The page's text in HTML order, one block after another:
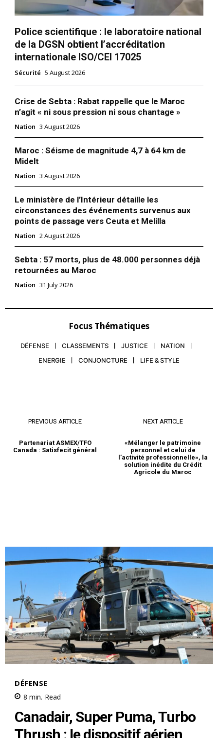
S'ABONNER MAINTENANT
Insight Publications
Nous contacter
Formules d’abonnement
Police scientifique : le laboratoire national
de la DGSN obtient l’accréditation
internationale ISO/CEI 17025
Sécurité 5 August 2026
Crise de Sebta : Rabat rappelle que le Maroc
n’agit « ni sous pression ni sous chantage »
Nation 3 August 2026
Maroc : Séisme de magnitude 4,7 à 64 km de
Midelt
Nation 3 August 2026
Le ministère de l’Intérieur détaille les
circonstances des événements survenus aux
points de passage vers Ceuta et Melilla
Nation 2 August 2026
Sebta : 57 morts, plus de 48.000 personnes déjà
retournées au Maroc
Nation 31 July 2026
Focus Thématiques
DÉFENSE CLASSEMENTS JUSTICE
NATION
ENERGIE
CONJONCTURE LIFE & STYLE
PREVIOUS ARTICLE
Partenariat ASMEX/TFO
Canada : Satisfecit général
NEXT ARTICLE
«Mélanger le patrimoine
personnel et celui de
l’activité professionnelle», la
solution inédite du Crédit
Agricole du Maroc